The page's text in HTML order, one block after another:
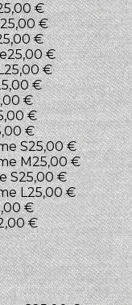
€
25,00 €
€
25,00 €
25,00 €
€
€
€
€
S25,00 €
M25,00 €
S25,00 €
L25,00 €
€
€